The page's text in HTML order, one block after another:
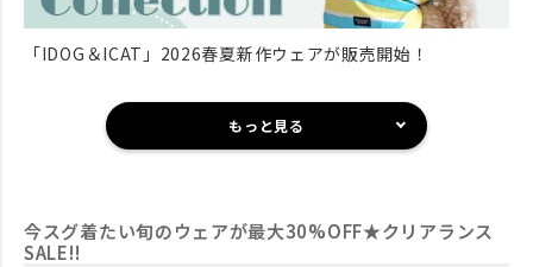
「IDOG＆ICAT」2026春夏新作ウェアが販売開始！
もっと見る
今スグ着たい旬のウェアが最大30%OFF★クリアランス
SALE!!